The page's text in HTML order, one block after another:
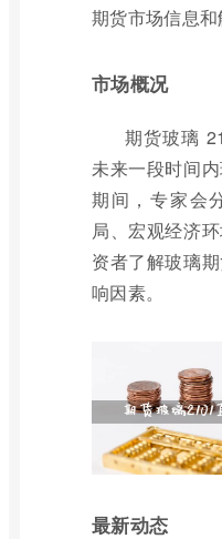
期货市场信息和
市场概况
期货玻璃
未来一段时间
期间，专家会
局、宏观经济
资者了解玻璃
响因素。
最新动态